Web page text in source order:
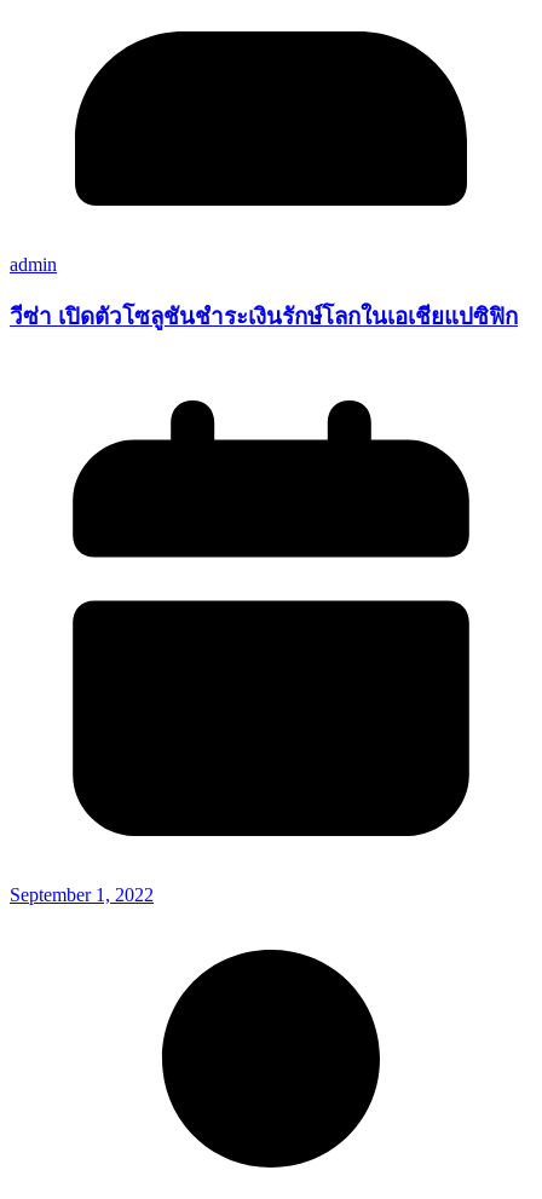
admin
วีซ่า เปิดตัวโซลูชันชำระเงินรักษ์โลกในเอเชียแปซิฟิก
September 1, 2022